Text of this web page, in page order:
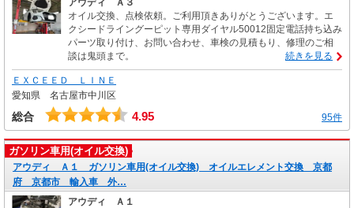
オイル交換、点検依頼。ご利用頂きありがとうございます。エ
クシードライングーピット専用ダイヤル50012固定電話持ち込み
パーツ取り付け、お問い合わせ、車検の見積もり、修理のご相
談は鬼頭まで。
続きを見る
ＥＸＣＥＥＤ ＬＩＮＥ
愛知県 名古屋市中川区
総合 4.95 95件
ガソリン車用(オイル交換)
アウディ Ａ１ ガソリン車用(オイル交換) オイルエレメント交換 京都
府 京都市 輸入車 外…
アウディ Ａ１